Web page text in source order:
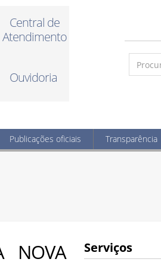
Central de
Atendimento
Ouvidoria
Publicações oficiais Transparência
NOVA
Serviços